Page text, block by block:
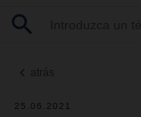
atrás
25.06.2021